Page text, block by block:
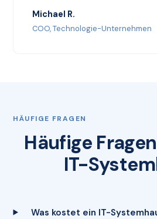
Michael R.
COO, Technologie-Unternehmen
HÄUFIGE FRAGEN
Häufige
IT-
Was kostet ein IT-